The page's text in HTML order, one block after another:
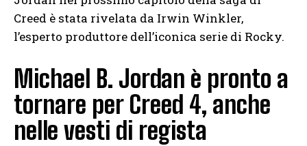
Creed è stata rivelata da Irwin Winkler,
l’esperto produttore dell’iconica serie di Rocky.
Michael B. Jordan è pronto a
tornare per Creed 4, anche
nelle vesti di regista